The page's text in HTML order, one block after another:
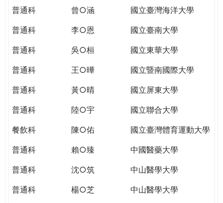
TODAY
WORLD
TOMORROW
YOU
THE
PATH
GLOBAL
普通科
曾○涵
國立臺灣海洋大學
普通科
李○恩
國立臺南大學
普通科
吳○桓
國立東華大學
普通科
王○曄
國立暨南國際大學
普通科
黃○晴
國立屏東大學
普通科
陸○宇
國立聯合大學
餐飲科
陳○佑
國立臺灣體育運動大學
普通科
賴○臻
中國醫藥大學
普通科
沈○筑
中山醫學大學
普通科
楊○芝
中山醫學大學